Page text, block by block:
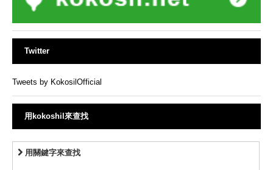
Twitter
Tweets by KokosilOfficial
用kokoshil來查找
用關鍵字來查找